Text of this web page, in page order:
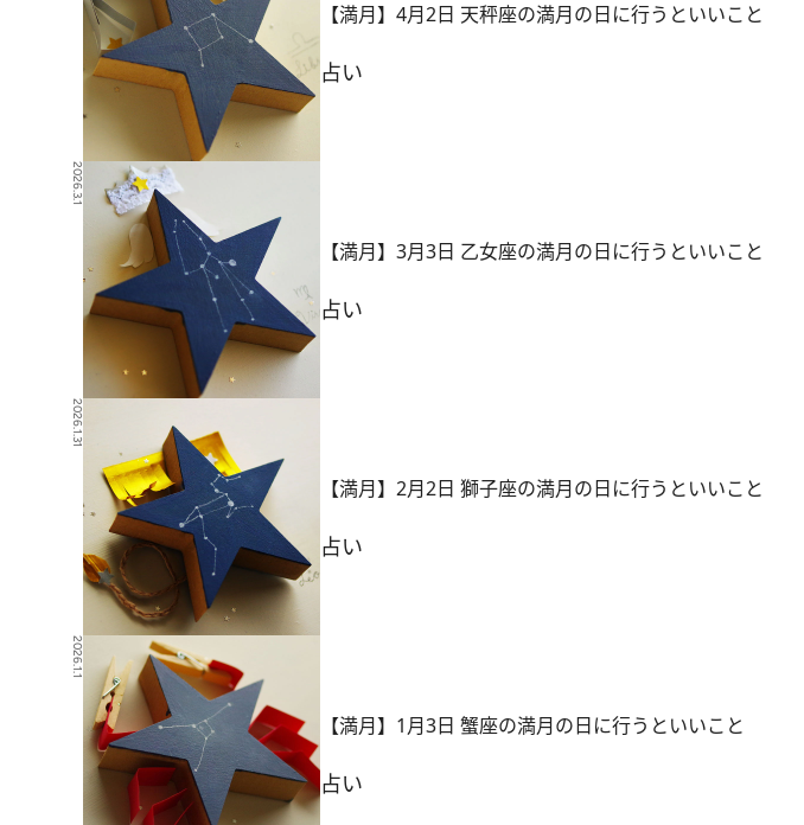
【満月】4月2日 天秤座の満月の日に行うといいこと
占い
2026.3.1
【満月】3月3日 乙女座の満月の日に行うといいこと
占い
2026.1.31
【満月】2月2日 獅子座の満月の日に行うといいこと
占い
2026.1.1
【満月】1月3日 蟹座の満月の日に行うといいこと
占い